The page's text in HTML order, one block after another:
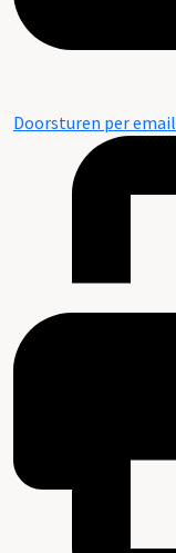
Doorsturen per email